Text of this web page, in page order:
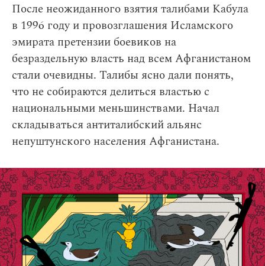
После неожиданного взятия талибами Кабула
в 1996 году и провозглашения Исламского
эмирата претензии боевиков на
безраздельную власть над всем Афганистаном
стали очевидны. Талибы ясно дали понять,
что не собираются делиться властью с
национальными меньшинствами. ‎Начал
складываться антиталибский альянс
непуштунского населения Афганистана.